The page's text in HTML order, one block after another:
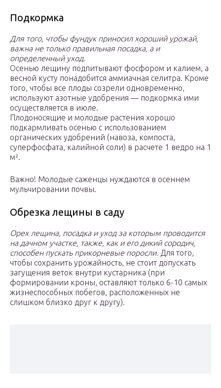
Подкормка
Для того, чтобы фундук приносил хороший урожай,
важна не только правильная посадка, а и
определенный уход.
Осенью лещину подпитывают фосфором и калием, а
весной кусту понадобится аммиачная селитра. Кроме
того, чтобы все плоды созрели одновременно,
используют азотные удобрения — подкормка ими
осуществляется в июле.
Плодоносящие и молодые растения хорошо
подкармливать осенью с использованием
органических удобрений (навоза, компоста,
суперфосфата, калийной соли) в расчете 1 ведро на 1
м².
Важно! Молодые саженцы нуждаются в осеннем
мульчировании почвы.
Обрезка лещины в саду
Орех лещина, посадка и уход за которым проводится
на дачном участке, также, как и его дикий сородич,
способен пускать прикорневые поросли. Для того,
чтобы сохранить урожайность, не стоит допускать
загущения веток внутри кустарника (при
формировании кроны, оставляют только 6-10 самых
жизнеспособных побегов, расположенных не
слишком близко друг к другу).